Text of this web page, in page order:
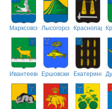
МарксовскийЛысогорский
ИвантеевскийЕршовский